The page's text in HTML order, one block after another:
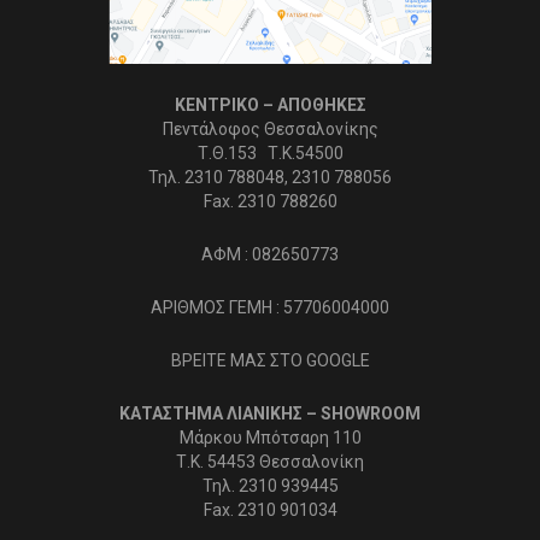
ΚΕΝΤΡΙΚΟ – ΑΠΟΘΗΚΕΣ
Πεντάλοφος Θεσσαλονίκης
Τ.Θ.153 Τ.Κ.54500
Τηλ. 2310 788048, 2310 788056
Fax. 2310 788260
ΑΦΜ : 082650773
ΑΡΙΘΜΟΣ ΓΕΜΗ : 57706004000
ΒΡΕΙΤΕ ΜΑΣ ΣΤΟ GOOGLE
ΚΑΤΑΣΤΗΜΑ ΛΙΑΝΙΚΗΣ – SHOWROOM
Μάρκου Μπότσαρη 110
Τ.Κ. 54453 Θεσσαλονίκη
Τηλ. 2310 939445
Fax. 2310 901034